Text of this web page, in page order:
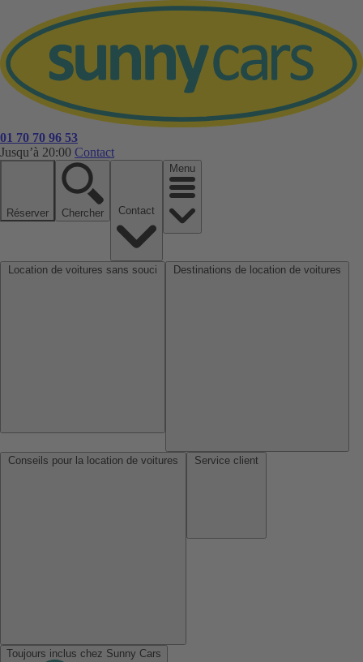
01 70 70 96 53
Jusqu’à 20:00 Contact
Réserver Chercher
Menu
Toujours inclus chez Sunny Cars